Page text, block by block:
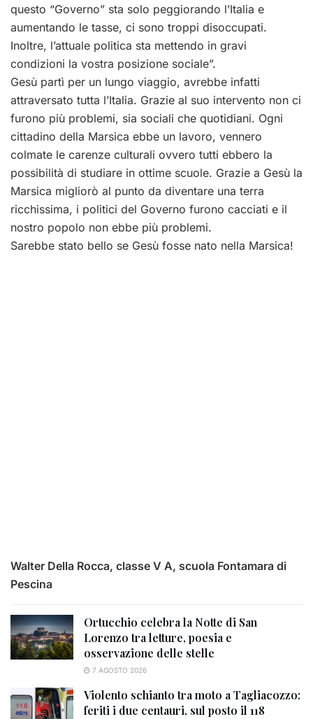
questo “Governo” sta solo peggiorando l’Italia e
aumentando le tasse, ci sono troppi disoccupati.
Inoltre, l’attuale politica sta mettendo in gravi
condizioni la vostra posizione sociale”.
Gesù partì per un lungo viaggio, avrebbe infatti
attraversato tutta l’Italia. Grazie al suo intervento non ci
furono più problemi, sia sociali che quotidiani. Ogni
cittadino della Marsica ebbe un lavoro, vennero
colmate le carenze culturali ovvero tutti ebbero la
possibilità di studiare in ottime scuole. Grazie a Gesù la
Marsica migliorò al punto da diventare una terra
ricchissima, i politici del Governo furono cacciati e il
nostro popolo non ebbe più problemi.
Sarebbe stato bello se Gesù fosse nato nella Marsica!
Walter Della Rocca, classe V A, scuola Fontamara di
Pescina
Ortucchio celebra la Notte di San
Lorenzo tra letture, poesia e
osservazione delle stelle
7 AGOSTO 2026
Violento schianto tra moto a Tagliacozzo:
feriti i due centauri, sul posto il 118